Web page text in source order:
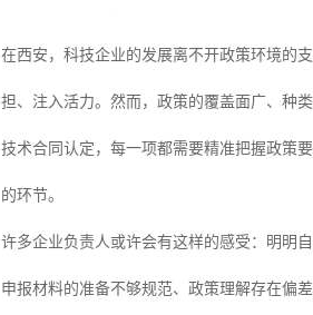
在西安，科技企业的发展离不开政策环境的
担、注入活力。然而，政策的覆盖面广、种
技术合同认定，每一项都需要精准把握政策
的环节。
许多企业负责人或许会有这样的感受：明明
申报材料的准备不够规范、政策理解存在偏